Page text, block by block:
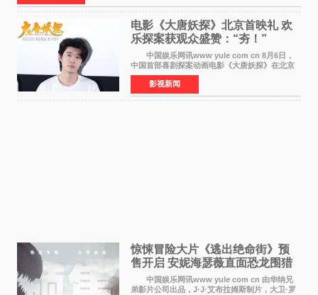
电影《大唐妖探》北京首映礼 欢
乐探案获观众盛赞：“夯！”
中国娱乐网讯www yule com cn 8月6日，
中国首部喜剧探案动画电影《大唐妖探》在北京
举办电影首映礼。导演程腾、联合导演黄珉、总
制片人曹紫建、制片人李莹莹，配音导演张喆，
对白指导程寅，领
影视新闻
惊悚冒险大片《逃出绝命街》预
售开启 安妮海瑟薇直面恐龙围猎
中国娱乐网讯www yule com cn 由华纳兄
弟影片公司出品，J·J·艾布拉姆斯制片，大卫·罗